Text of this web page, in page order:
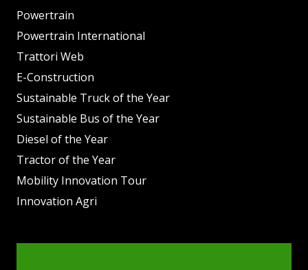
Powertrain
Powertrain International
Trattori Web
E-Construction
Sustainable Truck of the Year
Sustainable Bus of the Year
Diesel of the Year
Tractor of the Year
Mobility Innovation Tour
Innovation Agri